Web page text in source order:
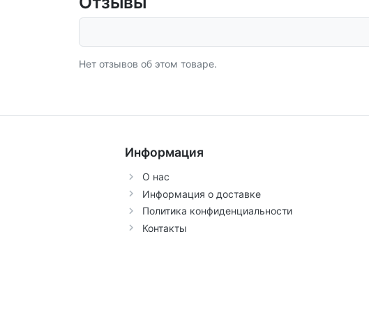
Нет отзывов об этом товаре.
Информация
О нас
Информация о доставке
Политика конфиденциальности
Контакты